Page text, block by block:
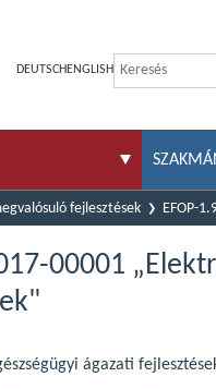
DEUTSCH ENGLISH
fejlesztések EFOP-
00001
ágazati